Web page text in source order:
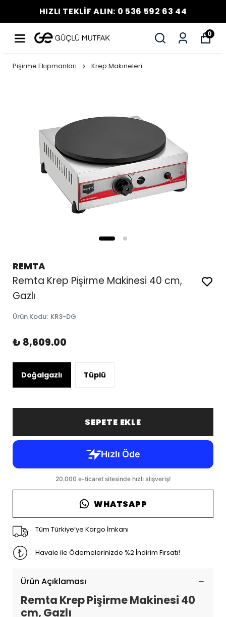
HIZLI TEKLİF ALIN: 0 536 592 63 44
0
Pişirme Ekipmanları Krep Makineleri
REMTA
Remta Krep Pişirme Makinesi 40 cm,
Gazlı
Ürün Kodu: KR3-DG
₺ 8,609.00
Doğalgazlı Tüplü
SEPETE EKLE
WHATSAPP
Tüm Türkiye’ye Kargo İmkanı
Havale ile Ödemelerinizde %2 İndirim Fırsatı!
Ürün Açıklaması
Remta Krep Pişirme Makinesi 40
cm, Gazlı